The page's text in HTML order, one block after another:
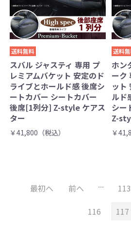
送料無料
スバル ジャスティ 専用 プ
レミアムバケット 安定のド
ライブとホールド感 後席シ
ートカバー シートカバー
後席[1列分] Z-style ケアス
ター
￥41,800（税込）
送料
ホン
ーク
ット
ルド
シー
Z-
￥
最初へ 前へ ... 113
116
117